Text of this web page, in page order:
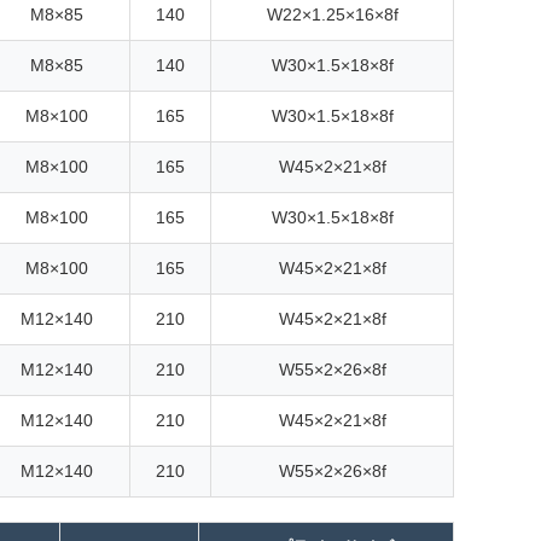
M8×85 140 W22×1.25×16×8f
M8×85 140 W30×1.5×18×8f
M8×100 165 W30×1.5×18×8f
M8×100 165 W45×2×21×8f
M8×100 165 W30×1.5×18×8f
M8×100 165 W45×2×21×8f
M12×140 210 W45×2×21×8f
M12×140 210 W55×2×26×8f
M12×140 210 W45×2×21×8f
M12×140 210 W55×2×26×8f